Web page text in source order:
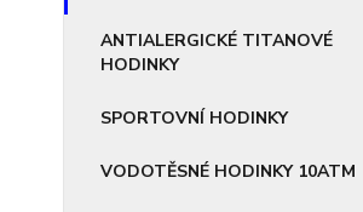
ANTIALERGICKÉ TITANOVÉ
HODINKY
SPORTOVNÍ HODINKY
VODOTĚSNÉ HODINKY 10ATM